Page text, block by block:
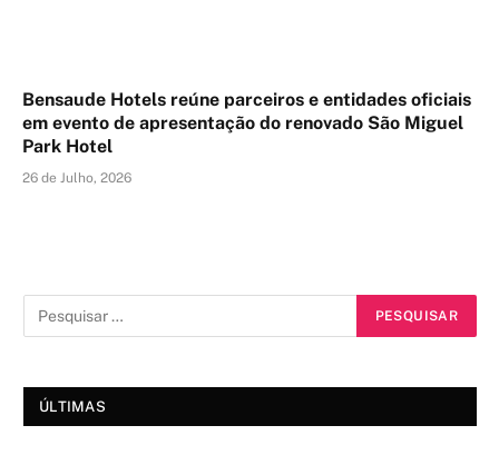
Bensaude Hotels reúne parceiros e entidades oficiais
em evento de apresentação do renovado São Miguel
Park Hotel
26 de Julho, 2026
ÚLTIMAS